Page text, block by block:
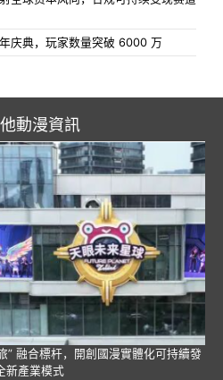
庆典，玩家数量突破 6000 万
動漫資訊
” 融合標杆，開創國漫實體化可持續發
新產業模式